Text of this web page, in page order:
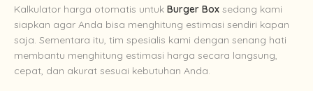
Kalkulator harga otomatis untuk Burger Box sedang kami
siapkan agar Anda bisa menghitung estimasi sendiri kapan
saja. Sementara itu, tim spesialis kami dengan senang hati
membantu menghitung estimasi harga secara langsung,
cepat, dan akurat sesuai kebutuhan Anda.